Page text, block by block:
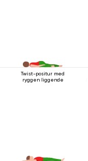
Twist-positur med
ryggen liggende